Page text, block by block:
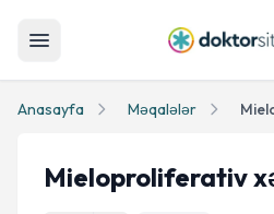
Anasayfa Məqalələr
Mieloproliferativ